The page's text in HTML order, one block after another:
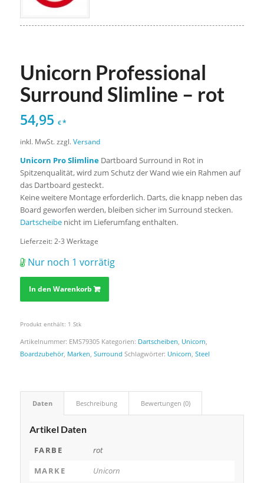
Unicorn Professional
Surround Slimline – rot
54,95 €*
inkl. MwSt. zzgl. Versand
Unicorn Pro SlimlineDartboard Surround in Rot in
Spitzenqualität, wird zum Schutz der Wand wie ein Rahmen auf
das Dartboard gesteckt.
Keine weitere Montage erforderlich. Darts, die knapp neben das
Board geworfen werden, bleiben sicher im Surround stecken.
Dartscheibenicht im Lieferumfang enthalten.
Lieferzeit:2-3 Werktage
Nur noch 1 vorrätig
In den Warenkorb
Produkt enthält: 1 Stk
Artikelnummer: EMS79305 Kategorien: Dartscheiben Unicorn
Boardzubehör, Marken Surround Schlagwörter: Unicorn Steel
Daten Beschreibung Bewertungen (0)
Artikel Daten
FARBE
rot
MARKE
Unicorn